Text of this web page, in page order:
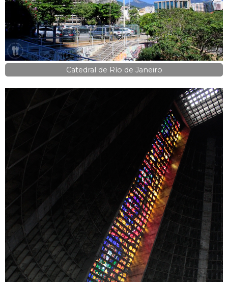
Catedral de Río de Janeiro